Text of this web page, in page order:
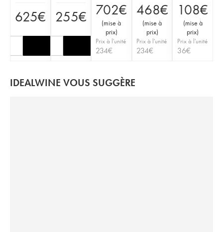
625€ 255€ 702€
(mise à
prix)
Prix à l'unité
234€
468€
(mise à
prix)
Prix à l'unité
234€
108€
(mise à
prix)
Prix à l'unité
36€
IDEALWINE VOUS SUGGÈRE